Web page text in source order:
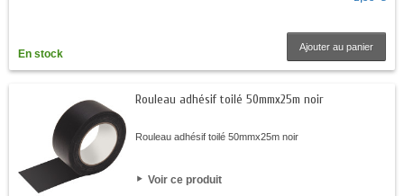
En stock
Ajouter au panier
Rouleau adhésif toilé 50mmx25m noir
Rouleau adhésif toilé 50mmx25m noir
Voir ce produit